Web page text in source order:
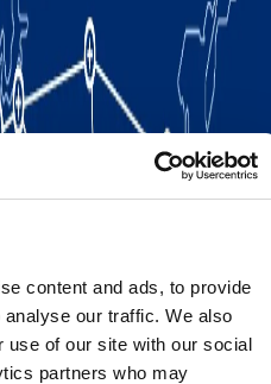
content and ads, to provide
our traffic. We also
use of our site with our social
partners who may